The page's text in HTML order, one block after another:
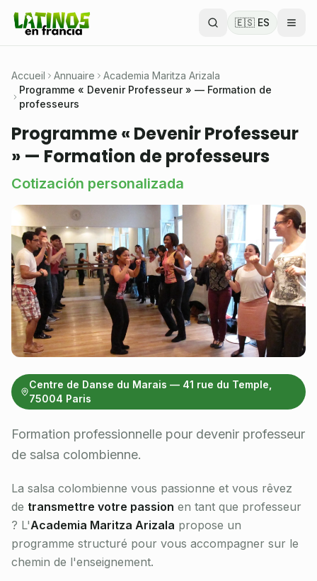
🇪🇸 ES
Accueil Annuaire
Academia Maritza Arizala
Programme « Devenir Professeur » — Formation de
professeurs
Programme « Devenir Professeur
» — Formation de professeurs
Cotización personalizada
Centre de Danse du Marais — 41 rue du Temple,
75004 Paris
Formation professionnelle pour devenir professeur
de salsa colombienne.
La salsa colombienne vous passionne et vous rêvez
de transmettre votre passion en tant que professeur
? L'Academia Maritza Arizala propose un
programme structuré pour vous accompagner sur le
chemin de l'enseignement.